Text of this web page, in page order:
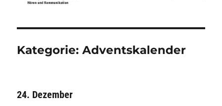
Kategorie:Adventskalender
24. Dezember